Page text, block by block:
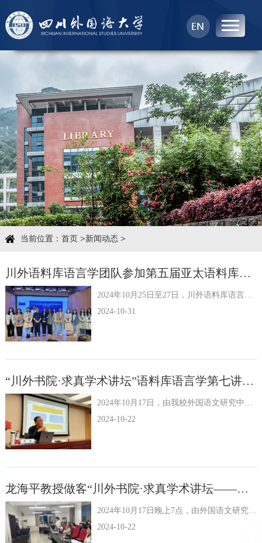
首页
中心概况
科学研究
学术团队
学术交流
学术平台
资源下载
当前位置： 首页>新闻动态>
川外语料库语言学团队参加第五届亚太语料库语言学国际会议
2024年10月25日至27日，川外语料库语言学团队在外国语文研究中心苏杭教授、吴淑琼教授带领下应邀赴上海参加第五届亚太语料库语言学国际会议（APCLC 2024）。此次大会由亚太语料库语言学协会...
2024-10-31
“川外书院·求真学术讲坛”语料库语言学第七讲成功举办
2024年10月17日，由我校外国语文研究中心主办的“川外书院·求真学术讲坛”之语料库语言学第七讲于立德楼A609举行。西安交通大学外国语学院蒋跃教授应邀为我校师生开展了题为“门策拉-阿尔特曼定律...
2024-10-22
龙海平教授做客“川外书院·求真学术讲坛——认知语言学第十一讲”
2024年10月17日晚上7点，由外国语文研究中心主办的“川外书院·求真学术讲坛”之认知语言学系列第十一讲于博文楼六楼学术报告厅举行。中山大学博士生导师龙海平教授围绕“语言演变中的认同和妥协共存”这一...
2024-10-22